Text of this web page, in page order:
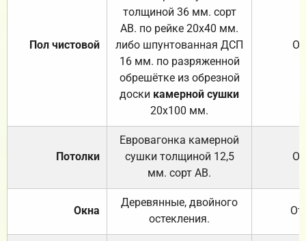
Пол чистовой
толщиной 36 мм. сорт
АВ. по рейке 20х40 мм.
либо шпунтованная ДСП
16 мм. по разряженной
обрешётке из обрезной
доски камерной сушки
20х100 мм.
Потолки
Евровагонка камерной
сушки толщиной 12,5
мм. сорт АВ.
Окна
Деревянные, двойного
остекления.